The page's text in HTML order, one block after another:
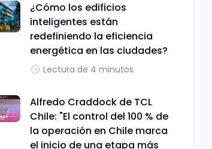
¿Cómo los edificios
inteligentes están
redefiniendo la eficiencia
energética en las ciudades?
Lectura de 4 minutos
Alfredo Craddock de TCL
Chile: "El control del 100 % de
la operación en Chile marca
el inicio de una etapa más